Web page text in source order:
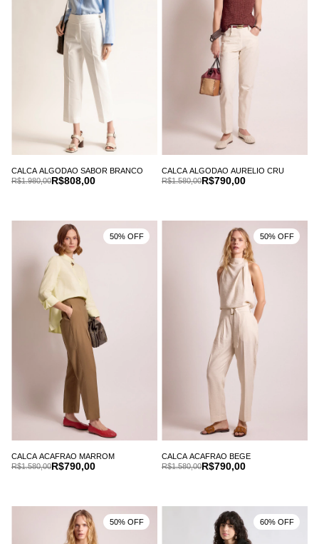
CALCA ALGODAO SABOR BRANCO
R$808,00
R$1.980,00
CALCA ALGODAO AURELIO CRU
R$790,00
R$1.580,00
CALCA ACAFRAO MARROM
R$790,00
R$1.580,00
50% OFF
CALCA ACAFRAO BEGE
R$790,00
R$1.580,00
50% OFF
50% OFF 60% OFF